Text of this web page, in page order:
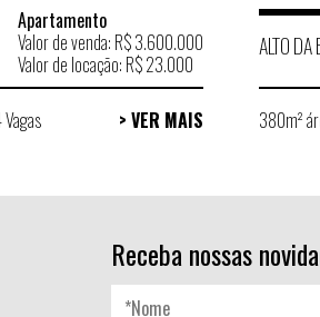
Apartamento
Valor de venda: R$ 3.600.000
Valor de locação: R$ 23.000
Vagas > VER MAIS
ALTO
380m²
Receba nossas